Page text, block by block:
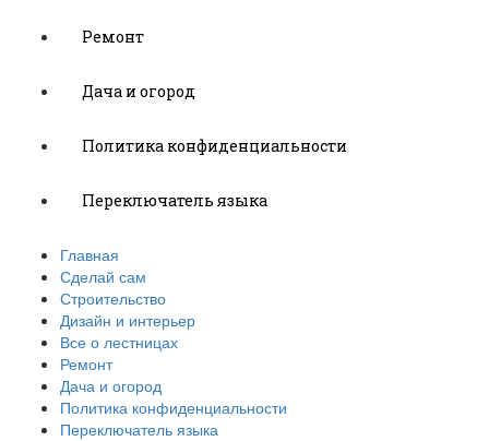
Ремонт
Дача и огород
Политика конфиденциальности
Переключатель языка
Главная
Сделай сам
Строительство
Дизайн и интерьер
Все о лестницах
Ремонт
Дача и огород
Политика конфиденциальности
Переключатель языка